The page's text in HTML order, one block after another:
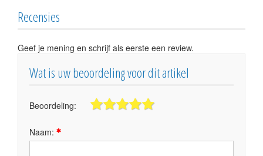
Recensies
Geef je mening en schrijf als eerste een review.
Wat is uw beoordeling voor dit artikel
Beoordeling:
Naam: